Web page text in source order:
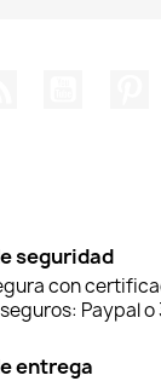
seguridad
con
Paypal o
entrega